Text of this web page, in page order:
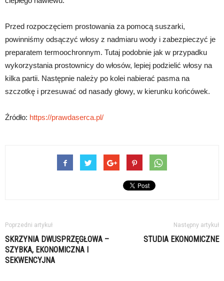
Przed rozpoczęciem prostowania za pomocą suszarki,
powinniśmy odsączyć włosy z nadmiaru wody i zabezpieczyć je
preparatem termoochronnym. Tutaj podobnie jak w przypadku
wykorzystania prostownicy do włosów, lepiej podzielić włosy na
kilka partii. Następnie należy po kolei nabierać pasma na
szczotkę i przesuwać od nasady głowy, w kierunku końcówek.
Źródło: https://prawdaserca.pl/
Poprzedni artykuł
SKRZYNIA DWUSPRZĘGŁOWA –
SZYBKA, EKONOMICZNA I
SEKWENCYJNA
Następny artykuł
STUDIA EKONOMICZNE